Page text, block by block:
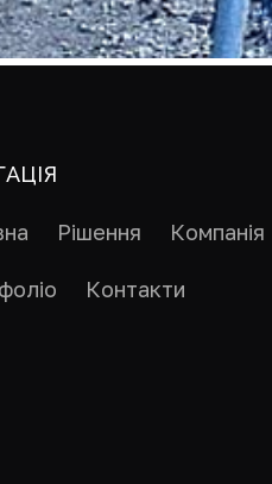
Рішення Компанія
Контакти